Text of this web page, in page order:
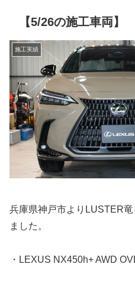
【5/26の施工車両】
施工実績
兵庫県神戸市よりLUSTER
ました。
・LEXUS NX450h+ AWD